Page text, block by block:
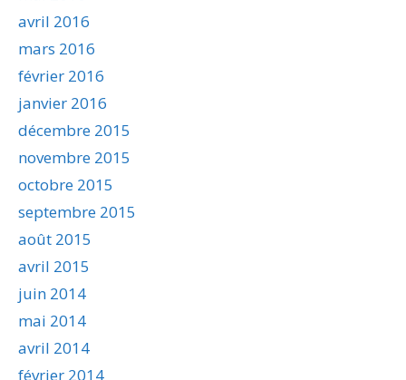
avril 2016
mars 2016
février 2016
janvier 2016
décembre 2015
novembre 2015
octobre 2015
septembre 2015
août 2015
avril 2015
juin 2014
mai 2014
avril 2014
février 2014